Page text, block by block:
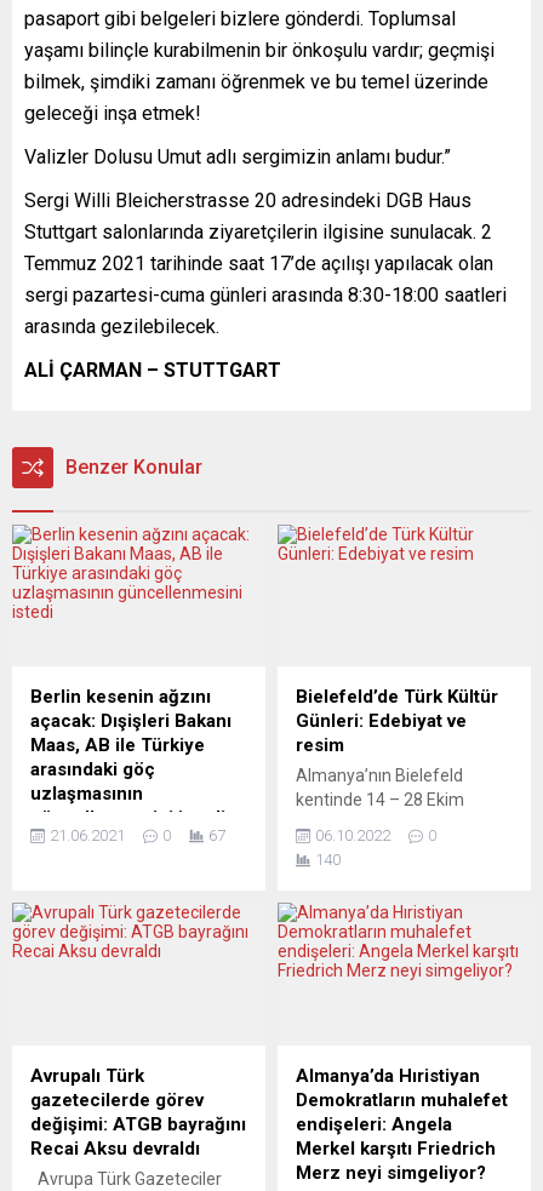
pasaport gibi belgeleri bizlere gönderdi. Toplumsal
yaşamı bilinçle kurabilmenin bir önkoşulu vardır; geçmişi
bilmek, şimdiki zamanı öğrenmek ve bu temel üzerinde
geleceği inşa etmek!
Valizler Dolusu Umut adlı sergimizin anlamı budur.”
Sergi Willi Bleicherstrasse 20 adresindeki DGB Haus
Stuttgart salonlarında ziyaretçilerin ilgisine sunulacak. 2
Temmuz 2021 tarihinde saat 17’de açılışı yapılacak olan
sergi pazartesi-cuma günleri arasında 8:30-18:00 saatleri
arasında gezilebilecek.
ALİ ÇARMAN – STUTTGART
Benzer Konular
Berlin kesenin ağzını
açacak: Dışişleri Bakanı
Maas, AB ile Türkiye
arasındaki göç
uzlaşmasının
güncellenmesini istedi
Almanya Dışişleri Bakanı
verileceğini belirtti. “Bunun
parasız olmayacağı nettir”
Welt gazetesine yaptığı
açıklamada, Türkiye ile göç
konusundaki işbirliğinin
güncellenmesine ihtiyaç
21.06.2021 0 67
Bielefeld’de Türk Kültür
Günleri: Edebiyat ve
resim
Almanya’nın Bielefeld
kentinde 14 – 28 Ekim
Günleri düzenlenecek.
Etkinlik kapsamında Hurşit
Resimler” adlı sergisine
“Adanmış Yürek” kitabı ile de
eşlik edecek ve kitabını
gerçekleşecek ve çağdaş
Türk resim sanatından
örnekler sergilenecek.
Ressam ve yazar...
06.10.2022
0
140
Avrupalı Türk
gazetecilerde görev
değişimi: ATGB bayrağını
Recai Aksu devraldı
Avrupa Türk Gazeteciler
Almanya’da Hıristiyan
Demokratların muhalefet
endişeleri: Angela
Merkel karşıtı Friedrich
Merz neyi simgeliyor?